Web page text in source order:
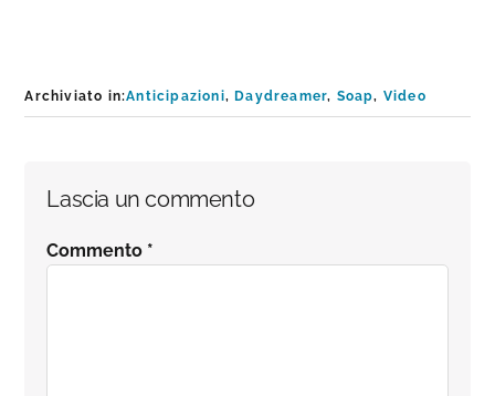
Archiviato in:Anticipazioni, Daydreamer, Soap, Video
Interazioni
del
Lascia un commento
Commento *